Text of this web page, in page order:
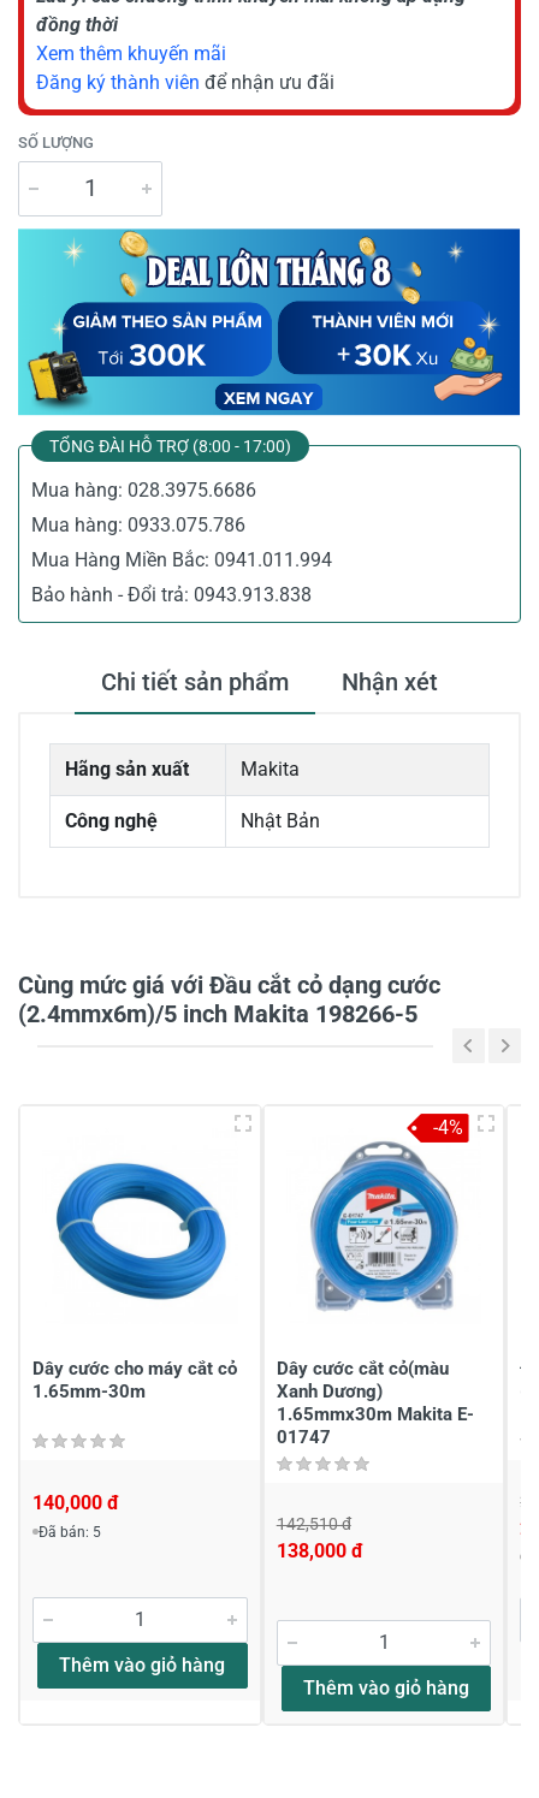
đồng thời
Xem thêm khuyến mãi
Đăng ký thành viên để nhận ưu đãi
SỐ LƯỢNG
TỔNG ĐÀI HỖ TRỢ (8:00 - 17:00)
Mua hàng: 028.3975.6686
Mua hàng: 0933.075.786
Mua Hàng Miền Bắc: 0941.011.994
Bảo hành - Đổi trả: 0943.913.838
Chi tiết sản phẩm Nhận xét
Hãng sản xuất Makita
Công nghệ Nhật Bản
-
2
-
1
-
Chia sẻ nhận xét về sản phẩm
Đánh giá sao
Cùng mức giá với Đầu cắt cỏ dạng cước
(2.4mmx6m)/5 inch Makita 198266-5
Dây cước cho máy cắt cỏ
1.65mm-30m
140,000 đ
Đã bán: 5
Thêm vào giỏ hàng
Dây cước cắt cỏ(màu
Xanh Dương)
1.65mmx30m Makita E-
01747
142,510 đ
138,000 đ
Thêm vào giỏ hàng
-4%